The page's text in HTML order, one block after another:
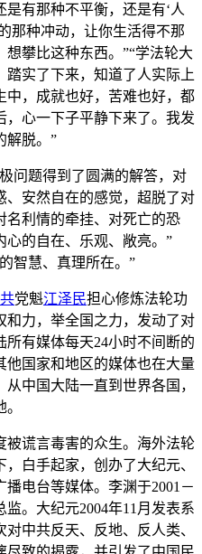
有那种不平衡，还是有‘人
那种冲动，让你生活得不那
攀比这种东西。”“学法轮大
实了下来，知道了人实际上
中，成就也好，苦难也好，都
，心一下子平静下来了。我发
解脱。”
问题得到了圆满的解答，对
、安然自在的感觉，超脱了对
名利情的牵挂、对死亡的恐
的自在、乐观、敞亮。”
智慧、真理所在。”
党魁江泽民担心修炼法轮功
和力，举全国之力，发动了对
所有媒体每天24小时不间断的
他国家和地区的媒体也在大量
中国大陆一直到世界各国，
被谎言毒害的众生。海外法轮
白手起家，创办了大纪元、
电台等媒体。李渊于2001－
。大纪元2004年11月发表系
中共反天、反地、反人类、